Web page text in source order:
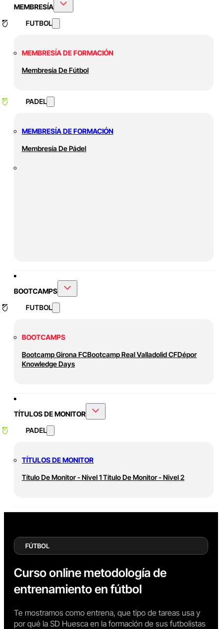
MEMBRESÍA
FUTBOL
MEMBRESÍA DE FORMACIÓN
Membresía De Fútbol
PADEL
MEMBRESÍA DE FORMACIÓN
Membresía De Pádel
BOOTCAMPS
FUTBOL
BOOTCAMPS
Bootcamp Girona FCBootcamp Real Valladolid CFDépor
Knowledge Days
TÍTULOS DE MONITOR
PADEL
TÍTULOS DE MONITOR
Título De Monitor - Nivel 1Título De Monitor - Nivel 2
FÚTBOL
Curso online metodología de
entrenamiento en fútbol
Te mostramos como entrena, que tipo de tareas usa y
por qué la SD Huesca en la formación de sus futbolistas